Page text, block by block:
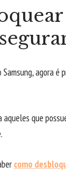
agora é
que
como